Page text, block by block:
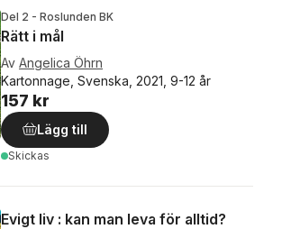
Del 2 - Roslunden BK
Rätt i mål
Av Angelica Öhrn
Kartonnage, Svenska, 2021, 9-12 år
157 kr
Lägg till
Skickas
Evigt liv : kan man leva för alltid?